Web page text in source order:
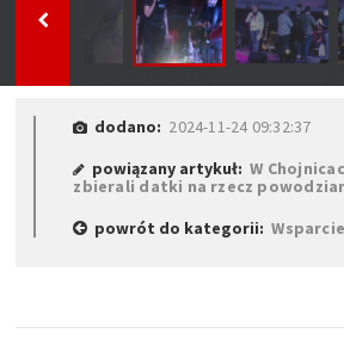
dodano: 2024-11-24 09:32:37
powiązany artykuł:W
zbierali datki na rzecz
powrót do kategorii: